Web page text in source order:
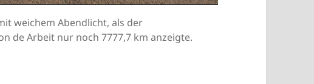
weichem Abendlicht, als der
de Arbeit nur noch 7777,7 km anzeigte.